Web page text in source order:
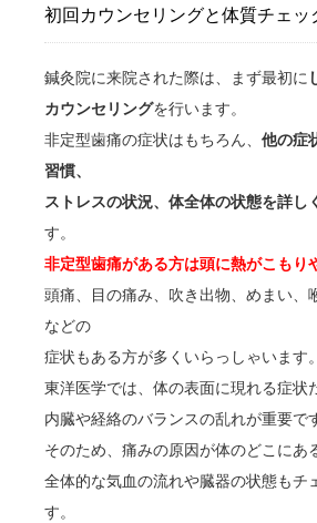
初回カウンセリングと体質チェッ
鍼灸院に来院された際は、まず最初に
カウンセリングを行います。
非定型歯痛の症状はもちろん、 他の症
習慣、
ストレスの状況、体全体の状態を詳し
す。
非定型歯痛がある方は頭に熱がこもり
頭痛、目の痛み、吹き出物、めまい、
などの
症状もある方が多くいらっしゃいます。
東洋医学では、体の表面に現れる症状
内臓や経絡のバランスの乱れが重要です
そのため、痛みの原因が体のどこにあ
全体的な気血の流れや臓器の状態もチ
す。